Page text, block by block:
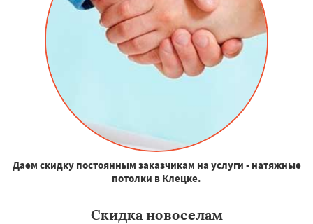
Даем скидку постоянным заказчикам на услуги - натяжные
потолки в Клецке.
Скидка новоселам